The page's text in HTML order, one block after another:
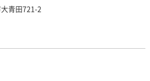
青田721-2